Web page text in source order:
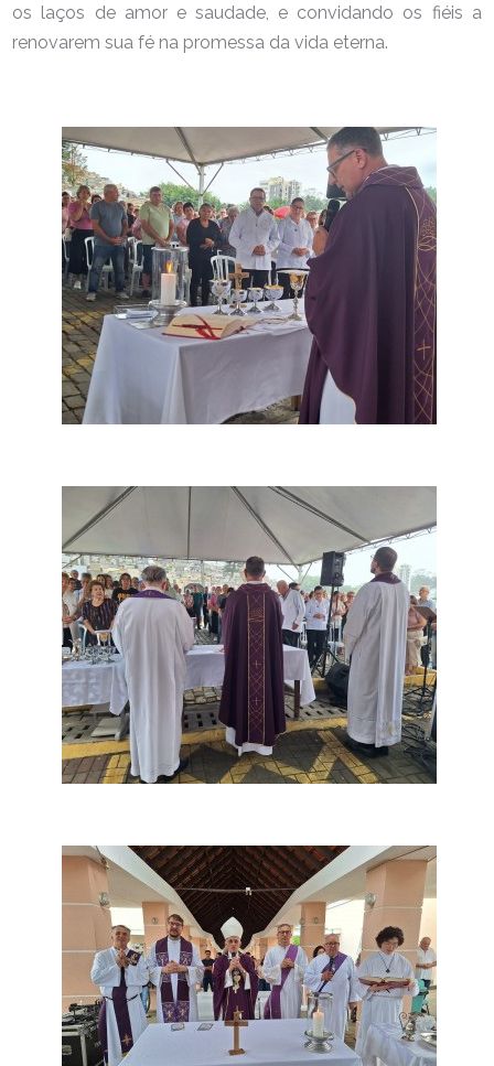
os laços de amor e saudade, e convidando os fiéis a
renovarem sua fé na promessa da vida eterna.